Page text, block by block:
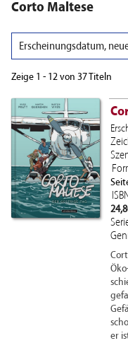
Corto Maltese
Erscheinungsdatum,
Zeige 1 - 12 von 37 Titeln
er